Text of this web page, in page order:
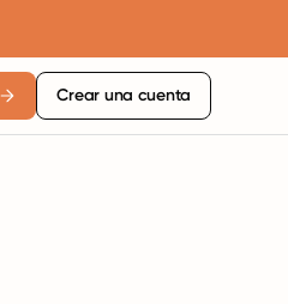
Crear una cuenta